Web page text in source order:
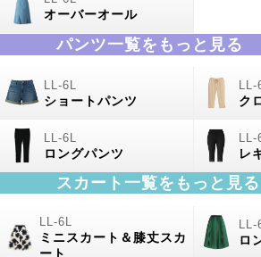
オーバーオール
パンツ一覧をもっと見る
ショートパンツ ク
ロングパンツ レ
スカート一覧をもっと見る
ミニスカート＆膝丈スカ
ート
ロ